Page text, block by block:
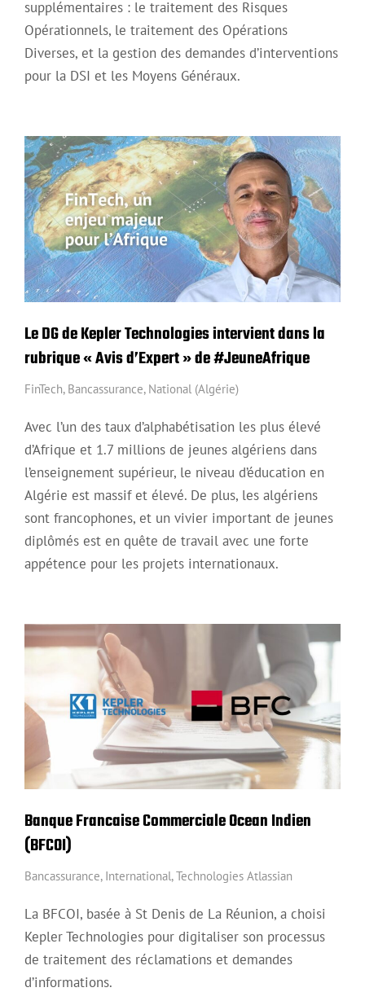
supplémentaires : le traitement des Risques
Opérationnels, le traitement des Opérations
Diverses, et la gestion des demandes d’interventions
pour la DSI et les Moyens Généraux.
Le DG de Kepler Technologies intervient dans la
rubrique « Avis d’Expert » de #JeuneAfrique
FinTech, Bancassurance, National (Algérie)
Avec l’un des taux d’alphabétisation les plus élevé
d’Afrique et 1.7 millions de jeunes algériens dans
l’enseignement supérieur, le niveau d’éducation en
Algérie est massif et élevé. De plus, les algériens
sont francophones, et un vivier important de jeunes
diplômés est en quête de travail avec une forte
appétence pour les projets internationaux.
Banque Francaise Commerciale Ocean Indien
(BFCOI)
Bancassurance, International,Technologies Atlassian
La BFCOI, basée à St Denis de La Réunion, a choisi
Kepler Technologies pour digitaliser son processus
de traitement des réclamations et demandes
d’informations.